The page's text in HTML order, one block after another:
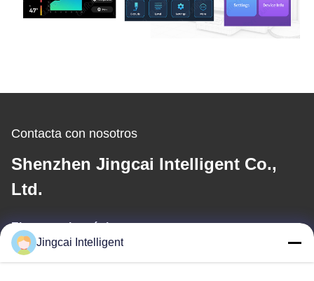
Contacta con nosotros
Shenzhen Jingcai Intelligent Co.,
Ltd.
El correo electrónico
Jingcai Intelligent